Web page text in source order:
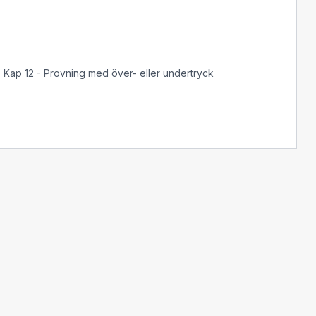
12 - Provning med över- eller undertryck